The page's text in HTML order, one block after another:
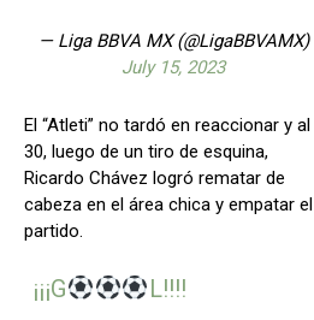
— Liga BBVA MX (@LigaBBVAMX)
July 15, 2023
El “Atleti” no tardó en reaccionar y al
30, luego de un tiro de esquina,
Ricardo Chávez logró rematar de
cabeza en el área chica y empatar el
partido.
¡¡¡G
L!!!!